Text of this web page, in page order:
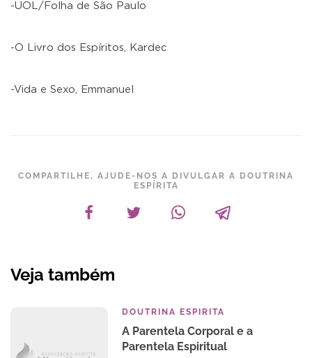
-UOL/Folha de São Paulo
-O Livro dos Espíritos, Kardec
-Vida e Sexo, Emmanuel
COMPARTILHE, AJUDE-NOS A DIVULGAR A DOUTRINA
ESPÍRITA
Veja também
DOUTRINA ESPIRITA
A Parentela Corporal e a
Parentela Espiritual